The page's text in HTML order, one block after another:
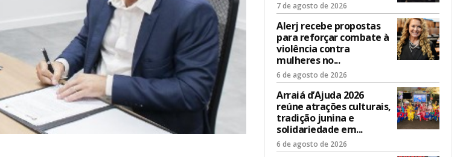
7 de agosto de 2026
Alerj recebe propostas
para reforçar combate à
violência contra
mulheres no...
6 de agosto de 2026
Arraiá d’Ajuda 2026
reúne atrações culturais,
tradição junina e
solidariedade em...
6 de agosto de 2026